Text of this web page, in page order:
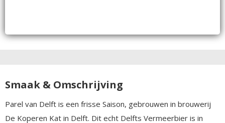
Smaak & Omschrijving
Parel van Delft is een frisse Saison, gebrouwen in brouwerij
De Koperen Kat in Delft. Dit echt Delfts Vermeerbier is in